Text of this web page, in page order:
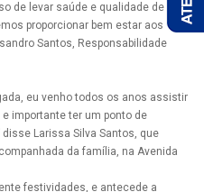
de levar saúde e qualidade de vida
proporcionar bem estar aos
Santos, Responsabilidade
eu venho todos os anos assistir
importante ter um ponto de
Larissa Silva Santos, que
da família, na Avenida
festividades, e antecede a